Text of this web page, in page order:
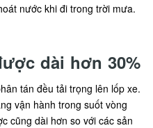
nước khi đi trong trời mưa.
dài hơn 30%
tán đều tải trọng lên lốp xe.
vận hành trong suốt vòng
cũng dài hơn so với các sản